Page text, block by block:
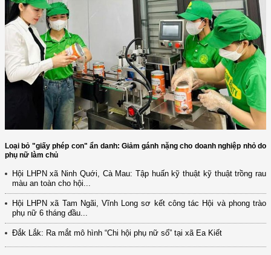
Loại bỏ "giấy phép con" ẩn danh: Giảm gánh nặng cho doanh nghiệp nhỏ do
phụ nữ làm chủ
Hội LHPN xã Ninh Quới, Cà Mau: Tập huấn kỹ thuật kỹ thuật trồng rau
màu an toàn cho hội...
Hội LHPN xã Tam Ngãi, Vĩnh Long sơ kết công tác Hội và phong trào
phụ nữ 6 tháng đầu...
Đắk Lắk: Ra mắt mô hình “Chi hội phụ nữ số” tại xã Ea Kiết
(12/TB-HĐKH) V/v đăng ký, đề xuất nhiệm vụ Khoa học, công nghệ và
đổi mới ...
(898/KH/ĐCT) Kế hoạch thực hiện Quyết định số 2415/QĐ-TTg ngày